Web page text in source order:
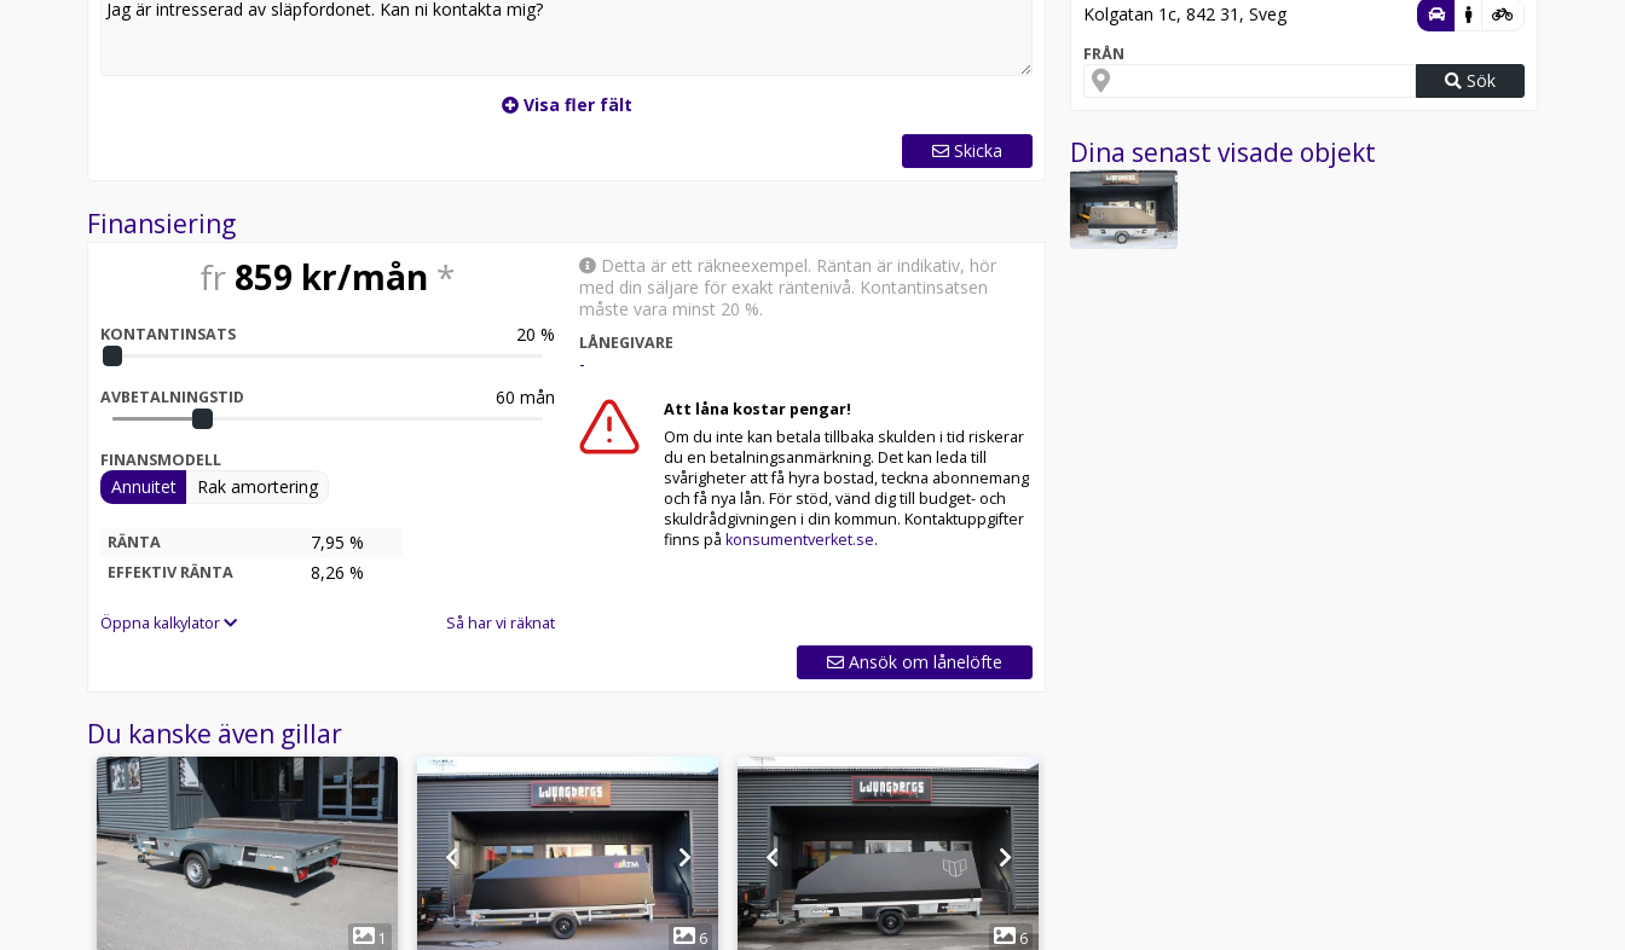
Visa fler fält
Skicka
Finansiering
fr 859 kr/mån *
KONTANTINSATS 20 %
AVBETALNINGSTID 60 mån
FINANSMODELL
Annuitet Rak amortering
RÄNTA 7,95 %
EFFEKTIV RÄNTA 8,26 %
Öppna kalkylator Så har vi räknat
Detta är ett räkneexempel. Räntan är indikativ, hör
med din säljare för exakt räntenivå. Kontantinsatsen
måste vara minst 20 %.
LÅNEGIVARE
-
Att låna kostar pengar!
Om du inte kan betala tillbaka skulden i tid riskerar
du en betalningsanmärkning. Det kan leda till
svårigheter att få hyra bostad, teckna abonnemang
och få nya lån. För stöd, vänd dig till budget- och
skuldrådgivningen i din kommun. Kontaktuppgifter
finns på konsumentverket.se.
Ansök om lånelöfte
Du kanske även gillar
1
1
6
1
6
Kolgatan 1c, 842 31, Sveg
FRÅN
Sök
Dina senast visade objekt